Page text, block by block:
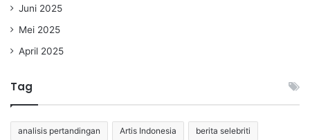
Juni 2025
Mei 2025
April 2025
Tag
analisis pertandingan Artis Indonesia berita selebriti